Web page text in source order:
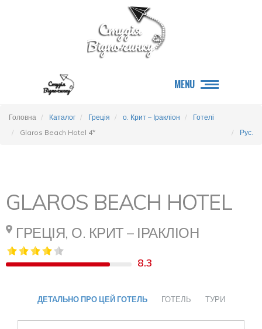
MENU
Головна Каталог Греція о. Крит – Іракліон
Готелі
Glaros Beach Hotel 4*
Рус.
GLAROS BEACH HOTEL
ГРЕЦІЯ, О. КРИТ – ІРАКЛІОН
8.3
ДЕТАЛЬНО ПРО ЦЕЙ ГОТЕЛЬ ГОТЕЛЬ ТУРИ